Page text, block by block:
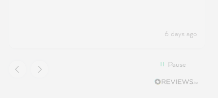
6 days ago
Pause